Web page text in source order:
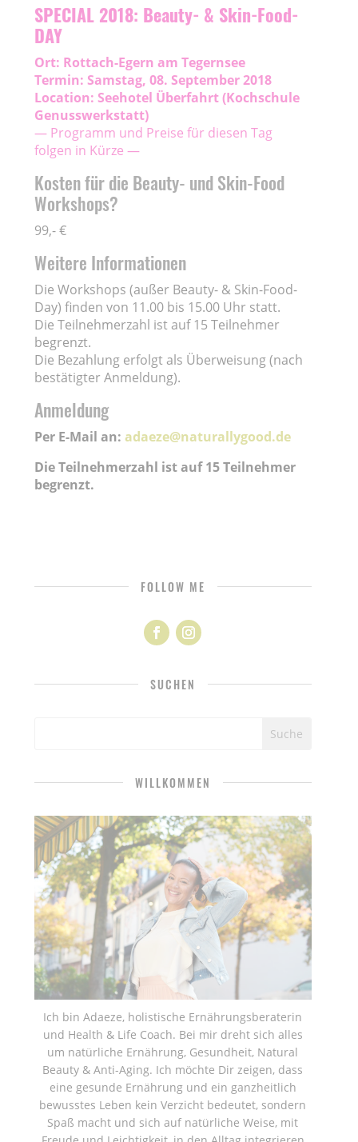
SPECIAL 2018: Beauty- & Skin-Food-
DAY
Ort: Rottach-Egern am Tegernsee
Termin: Samstag, 08. September 2018
Location:Seehotel Überfahrt(Kochschule
Genusswerkstatt)
— Programm und Preise für diesen Tag
folgen in Kürze —
Kosten für die Beauty- und Skin-Food
Workshops?
99,- €
Weitere Informationen
Die Workshops (außer Beauty- & Skin-Food-
Day) finden von 11.00 bis 15.00 Uhr statt.
Die Teilnehmerzahl ist auf 15 Teilnehmer
begrenzt.
Die Bezahlung erfolgt als Überweisung (nach
bestätigter Anmeldung).
Anmeldung
Per E-Mail an:adaeze@naturallygood.de
Die Teilnehmerzahl ist auf 15 Teilnehmer
begrenzt.
FOLLOW ME
SUCHEN
WILLKOMMEN
Ich bin Adaeze, holistische Ernährungsberaterin
und Health & Life Coach. Bei mir dreht sich alles
um natürliche Ernährung, Gesundheit, Natural
Beauty & Anti-Aging. Ich möchte Dir zeigen, dass
eine gesunde Ernährung und ein ganzheitlich
bewusstes Leben kein Verzicht bedeutet, sondern
Spaß macht und sich auf natürliche Weise, mit